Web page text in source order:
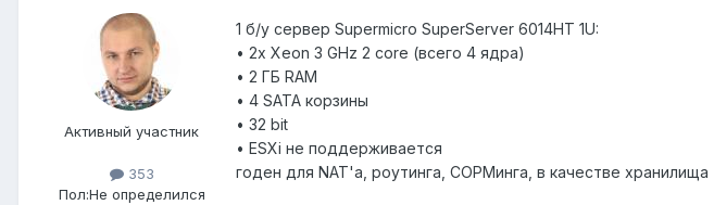
Активный участник
353
Пол:Не определился
1 б/у сервер Supermicro SuperServer 6014HT 1U:
• 2x Xeon 3 GHz 2 core (всего 4 ядра)
• 2 ГБ RAM
• 4 SATA корзины
• 32 bit
• ESXi не поддерживается
годен для NAT'а, роутинга, СОРМинга, в качестве хранилища